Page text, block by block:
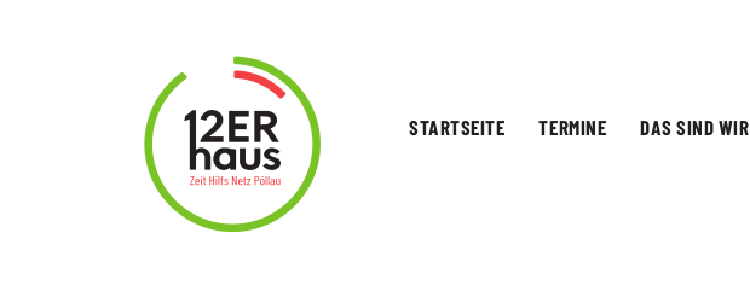
STARTSEITE TERMINE DAS SIND WIR